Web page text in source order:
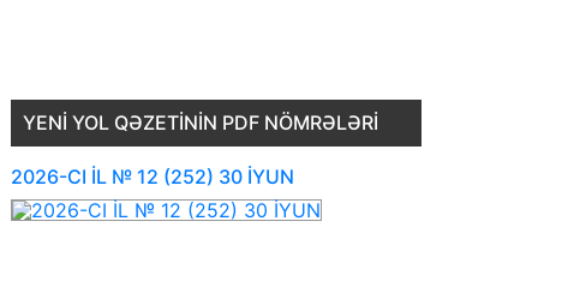
YENI YOL QƏZETININ PDF NÖMRƏLƏRI
2026-CI İL № 12 (252) 30 İYUN